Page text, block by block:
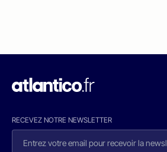
RECEVEZ NOTRE NEWSLETTER